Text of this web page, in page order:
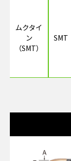
ムクタイ
ン
（SMT）
SMT